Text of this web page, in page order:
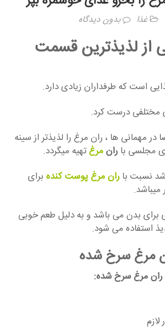
غذا بدون دیدگاه
از لذیذترین قسمت
است که طرفداران زیادی دارد.
مختلفی درست کرد.
مهمانی ها ، ران مرغ را لذیذتر از سینه
مجلسی با رانمرغتهیه میگردد.
نسبت با ران مرغ پوست کنده برای
برای بدن می باشد و به دلیل طعم خوبی
استفاده می شود.
مرغ سرخ شده
ران مرغ سرخ شده: